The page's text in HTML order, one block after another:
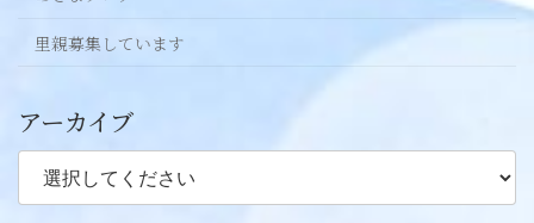
里親募集しています
アーカイブ